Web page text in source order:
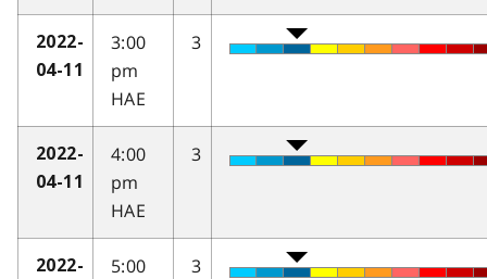
2022-
04-11
3:00
pm
HAE
3
2022-
04-11
4:00
pm
HAE
3
2022-
5:00
3